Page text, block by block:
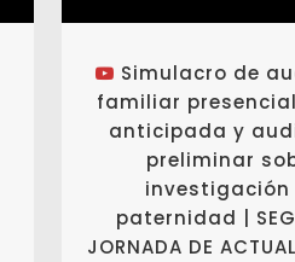
Simulacro de
familiar
anticipada y
preliminar
investigación
paternidad |
JORNADA DE